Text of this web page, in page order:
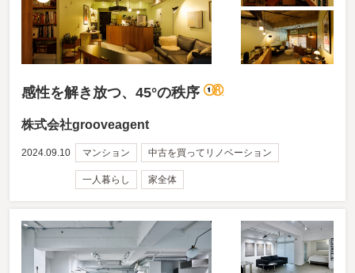
感性を解き放つ、45°の秩序
株式会社grooveagent
2024.09.10 マンション 中古を買ってリノベーション
一人暮らし 家全体